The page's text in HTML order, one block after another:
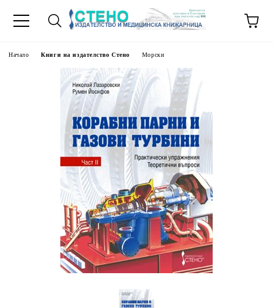
Начало Книги на издателство Стено Морски